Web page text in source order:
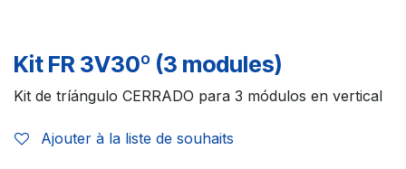
Kit FR 3V30º (3 modules)
Kit de tríángulo CERRADO para 3 módulos en vertical
Ajouter à la liste de souhaits